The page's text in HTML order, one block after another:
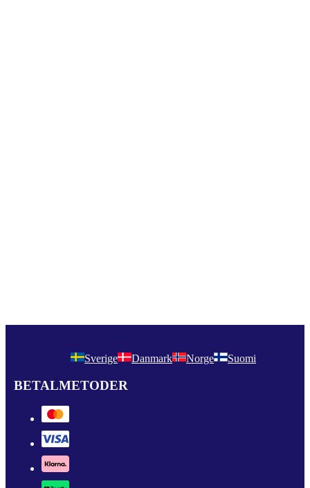
Sverige Danmark Norge Suomi
BETALMETODER